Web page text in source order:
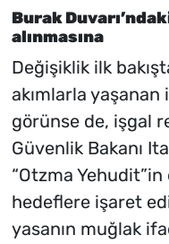
Burak
alınmasına
Değişiklik ilk
akımlarla
görünse de, işgal
Güvenlik Bakanı
“Otzma
hedeflere işaret
yasanın muğlak